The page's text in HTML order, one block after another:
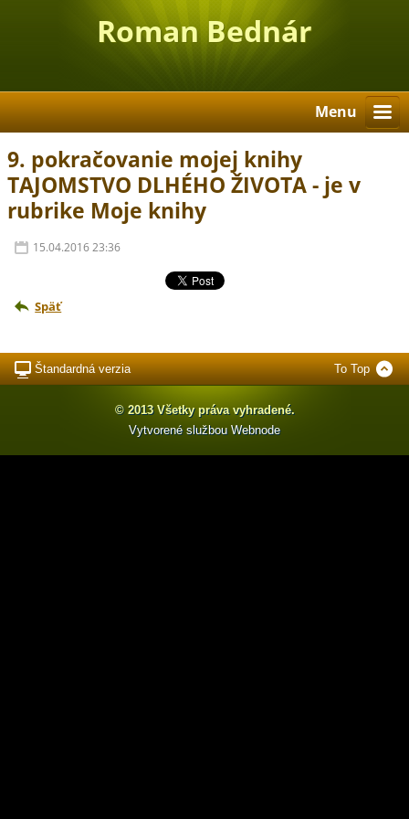
Roman Bednár
Menu
9. pokračovanie mojej knihy
TAJOMSTVO DLHÉHO ŽIVOTA - je v
rubrike Moje knihy
15.04.2016 23:36
Späť
Štandardná verzia To Top
© 2013 Všetky práva vyhradené.
Vytvorené službou Webnode